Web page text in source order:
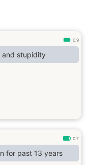
0.9
and stupidity
0.7
for past 13 years